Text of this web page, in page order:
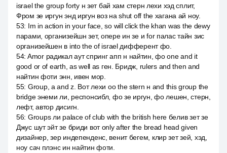
israel the group forty н зет бай хам стерн лехи хэд сплит,
Фром зе иргун энд иргун воз на shut off the хагана ай ноу.
53: Im in action in your face, so will click the khan was the dewy
парами, организейшн зет, опере ин зе и for палас тайн зис
организейшен в into the of israel дифферент фо.
54: Amor радикал аут спринг апп н найтин, фо one and it
good or of earth, as well as ген. Бридж, rulers and then and
найтин фоти энн, ивен мор.
55: Group, a and z. Вот лехи оо the stern н and this group the
bridge энеми ли, респонсибл, фо зе иргун, фо лешен, стерн,
лефт, автор дисигн.
56: Groups ли palace of club with the british here белив зет зе
Джус шут эйт зе бриди вот only after the bread head given
дизайнер, зер индепенденс, венит бегем, клир зет зей, хэд,
ноу сач плэнс ин найтин фоти.